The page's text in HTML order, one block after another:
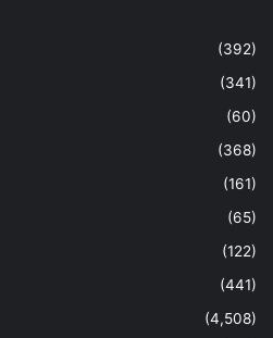
(392)
(341)
(60)
(368)
(161)
(65)
(122)
(441)
(4,508)